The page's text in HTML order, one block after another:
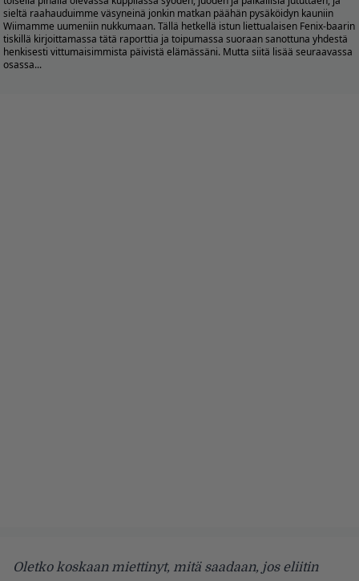
sieltä raahauduimme väsyneinä jonkin matkan päähän pysäköidyn kauniin
Wiimamme uumeniin nukkumaan. Tällä hetkellä istun liettualaisen Fenix-baarin
tiskillä kirjoittamassa tätä raporttia ja toipumassa suoraan sanottuna yhdestä
henkisesti vittumaisimmista päivistä elämässäni. Mutta siitä lisää seuraavassa
osassa...
Oletko koskaan miettinyt, mitä saadaan, jos eliitin